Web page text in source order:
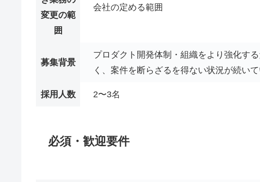
変更の範
囲
会社の定める範囲
募集背景
プロダクト開発体制・組織をより強化す
く、案件を断らざるを得ない状況が続い
採用人数 2〜3名
必須・歓迎要件